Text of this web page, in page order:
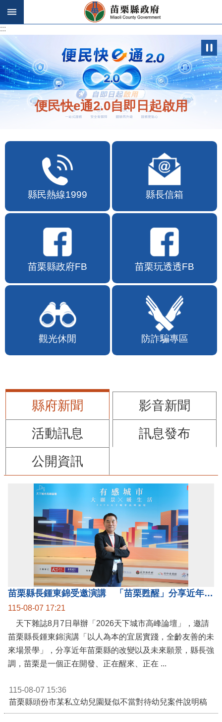
跳到主要內容區塊
:::
:::
便民快e通2.0自即日起啟用
縣民熱線1999 縣長信箱
苗栗縣政府FB 苗栗玩透透FB
觀光休閒 防詐騙專區
縣府新聞
影音新聞
活動訊息
訊息發布
公開資訊
苗栗縣長鍾東錦受邀演講 「苗栗甦醒」分享近年轉變
115-08-07 17:21
天下雜誌8月7日舉辦「2026天下城市高峰論壇」，邀請
苗栗縣長鍾東錦演講「以人為本的宜居實踐，全齡友善的未
來場景學」，分享近年苗栗縣的改變以及未來願景，縣長強
調，苗栗是一個正在開發、正在醒來、正在 ...
115-08-07 15:36
苗栗縣頭份市某私立幼兒園疑似不當對待幼兒案件說明稿